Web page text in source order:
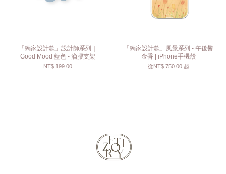
「獨家設計款」設計師系列｜
Good Mood 藍色 - 滴膠支架
NT$ 199.00
「獨家設計款」風景系列 - 午後鬱
金香 | iPhone手機殼
從NT$ 750.00 起